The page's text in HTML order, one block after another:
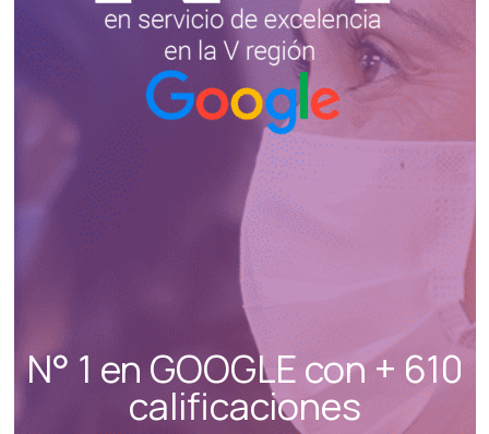
N° 1 en GOOGLE con + 610
calificaciones